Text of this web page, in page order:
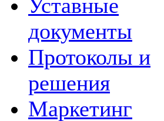
Уставные
документы
Протоколы и
решения
Маркетинг